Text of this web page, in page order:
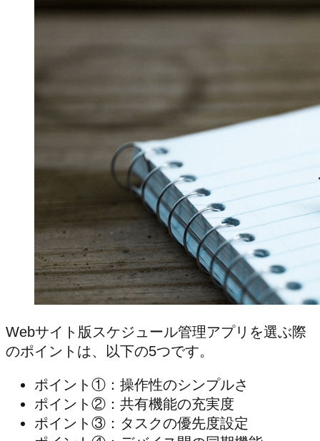
Webサイト版スケジュール管理アプリを選ぶ際
のポイントは、以下の5つです。
ポイント①：操作性のシンプルさ
ポイント②：共有機能の充実度
ポイント③：タスクの優先度設定